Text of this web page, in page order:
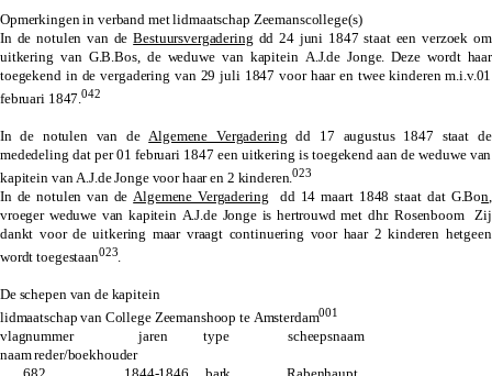
Opmerkingen in verband met lidmaatschap Zeemanscollege(s)
In de notulen van deBestuursvergadering dd 24 juni 1847 staat een verzoek om
uitkering van G.B.Bos, de weduwe van kapitein A.J.de Jonge. Deze wordt haar
toegekend in de vergadering van 29 juli 1847 voor haar en twee kinderen m.i.v.01
februari 1847.042
In de notulen van deAlgemene Vergadering dd 17 augustus 1847 staat de
mededeling dat per 01 februari 1847 een uitkering is toegekend aan de weduwe van
kapitein van A.J.de Jonge voor haar en 2 kinderen.023
In de notulen van deAlgemene Vergadering dd 14 maart 1848 staat dat G.Bon,
vroeger weduwe van kapitein A.J.de Jonge is hertrouwd met dhr. Rosenboom Zij
dankt voor de uitkering maar vraagt continuering voor haar 2 kinderen hetgeen
wordt toegestaan023.
De schepen van de kapitein
lidmaatschap van College Zeemanshoop te Amsterdam001
vlagnummer jaren type scheepsnaam
naam reder/boekhouder